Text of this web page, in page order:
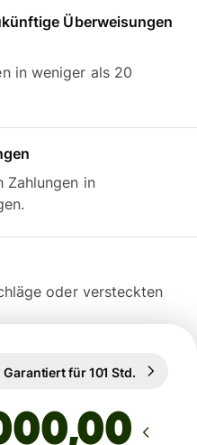
Überweisungen
in weniger als 20
Zahlungen in
oder versteckten
Garantiert für 101 Std.
,00